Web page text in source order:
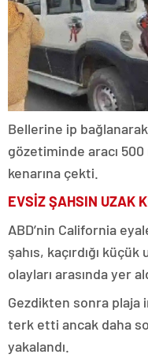
Bellerine ip
gözetiminde aracı
kenarına çekti.
EVSİZ ŞAHSIN UZAK
ABD’nin California
şahıs, kaçırdığı
olayları arasında yer
Gezdikten sonra plaja
terk etti ancak daha
yakalandı.